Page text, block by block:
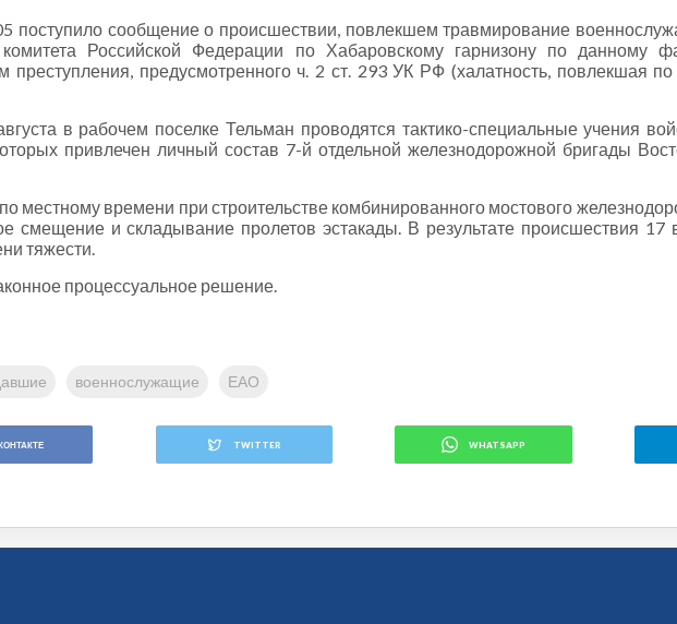
поступило сообщение о происшествии, повлекшем травмирование
Российской Федерации по Хабаровскому гарнизону по данному
преступления, предусмотренного ч. 2 ст. 293 УК РФ (халатность, повлекшая
в рабочем поселке Тельман проводятся тактико-специальные учения
привлечен личный состав 7-й отдельной железнодорожной бригады
местному времени при строительстве комбинированного мостового
смещение и складывание пролетов эстакады. В результате происшествия 17
тяжести.
процессуальное решение.
военнослужащие ЕАО
TWITTER WHATSAPP